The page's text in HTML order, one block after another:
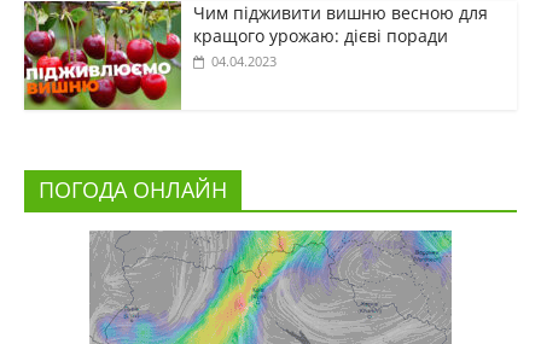
Чим підживити вишню весною для
кращого урожаю: дієві поради
04.04.2023
ПОГОДА ОНЛАЙН